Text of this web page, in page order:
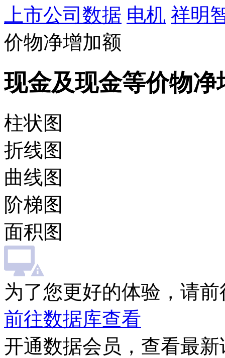
上市公司数据 电机 祥明
价物净增加额
现金及现金等价物净
柱状图
折线图
曲线图
阶梯图
面积图
为了您更好的体验，请
前往数据库查看
开通数据会员，查看最